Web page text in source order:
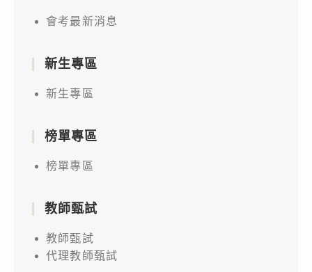
會考最新消息
新生專區
新生專區
榜單專區
榜單專區
教師甄試
教師甄試
代理教師甄試